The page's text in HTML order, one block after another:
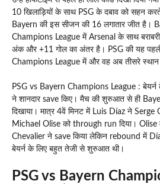
10 खिलाड़ियों के साथ PSG के दबाव को सहन
Bayern की इस सीजन की 16 लगातार जीत है।
Champions League में Arsenal के साथ बराबरी
अंक और +11 गोल का अंतर है। PSG की यह
Champions League में और वह अब तीसरे स्थान
PSG vs Bayern Champions League :
ने शानदार save किए। मैच की शुरुआत से ही
दिखाया। मात्र 4वें मिनट में Luis Díaz ने
Michael Olise को through run दिया। Olise
Chevalier ने save किया लेकिन rebound में
बेयर्न के लिए बहुत तेजी से शुरुआत थी।
PSG vs Bayern